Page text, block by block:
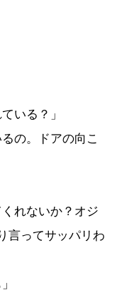
いる？」
の。ドアの向こ
れないか？オジ
言ってサッパリわ